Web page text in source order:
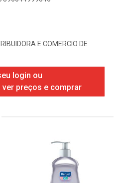
E COMERCIO DE
login ou
preços e comprar